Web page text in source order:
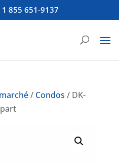
1 855 651-9137
/ Condos / DK-